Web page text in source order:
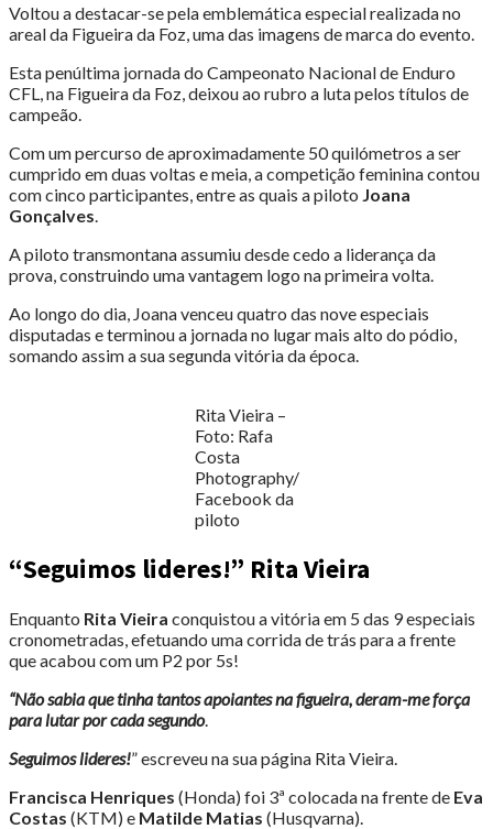
Voltou a destacar-se pela emblemática especial realizada no
areal da Figueira da Foz, uma das imagens de marca do evento.
Esta penúltima jornada do Campeonato Nacional de Enduro
CFL, na Figueira da Foz, deixou ao rubro a luta pelos títulos de
campeão.
Com um percurso de aproximadamente 50 quilómetros a ser
cumprido em duas voltas e meia, a competição feminina contou
com cinco participantes, entre as quais a piloto Joana
Gonçalves.
A piloto transmontana assumiu desde cedo a liderança da
prova, construindo uma vantagem logo na primeira volta.
Ao longo do dia, Joana venceu quatro das nove especiais
disputadas e terminou a jornada no lugar mais alto do pódio,
somando assim a sua segunda vitória da época.
Rita Vieira –
Foto: Rafa
Costa
Photography/
Facebook da
piloto
“Seguimos lideres!” Rita Vieira
Enquanto Rita Vieira conquistou a vitória em 5 das 9 especiais
cronometradas, efetuando uma corrida de trás para a frente
que acabou com um P2 por 5s!
“Não sabia que tinha tantos apoiantes na figueira, deram-me força
para lutar por cada segundo.
Seguimos lideres!” escreveu na sua página Rita Vieira.
Francisca Henriques (Honda) foi 3ª colocada na frente de Eva
Costas (KTM) e Matilde Matias (Husqvarna).